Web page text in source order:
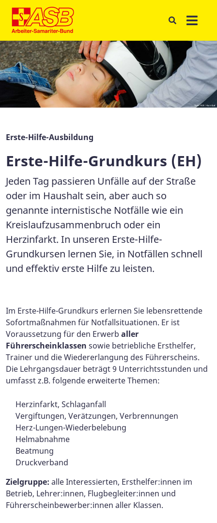
Erste-Hilfe-Ausbildung
Erste-Hilfe-Grundkurs (EH)
Jeden Tag passieren Unfälle auf der Straße
oder im Haushalt sein, aber auch so
genannte internistische Notfälle wie ein
Kreislaufzusammenbruch oder ein
Herzinfarkt. In unseren Erste-Hilfe-
Grundkursen lernen Sie, in Notfällen schnell
und effektiv erste Hilfe zu leisten.
Im Erste-Hilfe-Grundkurs erlernen Sie lebensrettende
Sofortmaßnahmen für Notfallsituationen. Er ist
Voraussetzung für den Erwerb aller
Führerscheinklassen sowie betriebliche Ersthelfer,
Trainer und die Wiedererlangung des Führerscheins.
Die Lehrgangsdauer beträgt 9 Unterrichtsstunden und
umfasst z.B. folgende erweiterte Themen:
Herzinfarkt, Schlaganfall
Vergiftungen, Verätzungen, Verbrennungen
Herz-Lungen-Wiederbelebung
Helmabnahme
Beatmung
Druckverband
Zielgruppe: alle Interessierten, Ersthelfer:innen im
Betrieb, Lehrer:innen, Flugbegleiter:innen und
Führerscheinbewerber:innen aller Klassen.